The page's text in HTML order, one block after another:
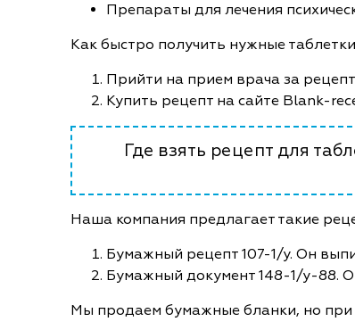
Препараты для лечения
Как быстро получить нужные
Прийти на прием врача за
Купить рецепт на сайте Blank-
Где взять рецепт для
Наша компания предлагает такие
Бумажный рецепт 107-1/у. Он
Бумажный документ 148-1/у-88.
Мы продаем бумажные бланки, но при